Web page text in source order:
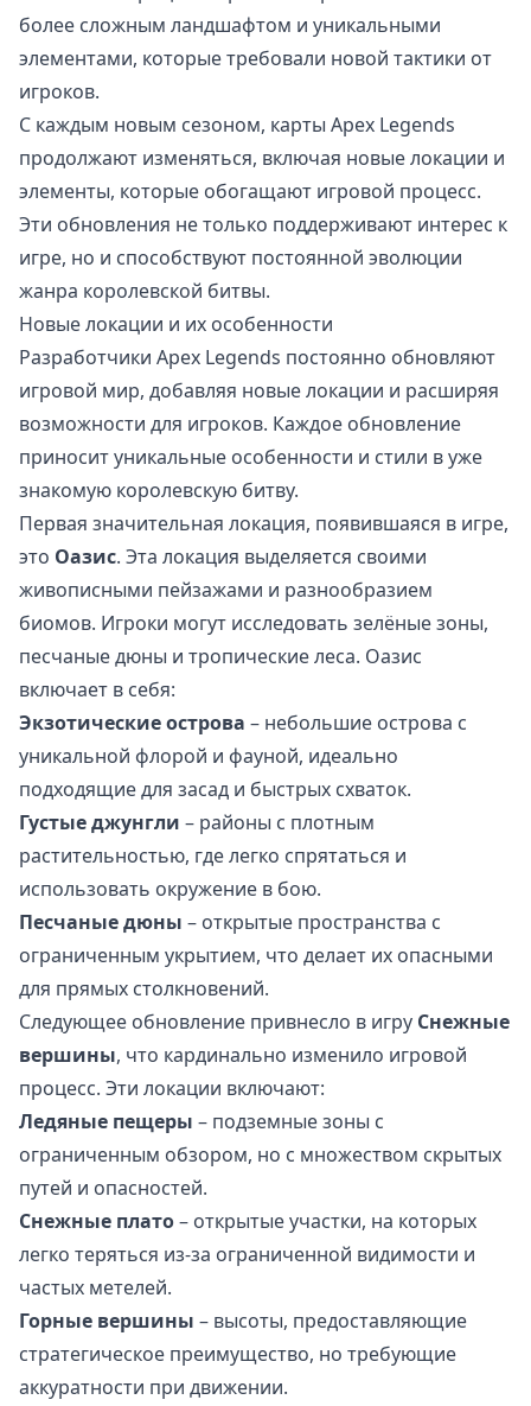
более сложным ландшафтом и уникальными
элементами, которые требовали новой тактики от
игроков.
С каждым новым сезоном, карты Apex Legends
продолжают изменяться, включая новые локации и
элементы, которые обогащают игровой процесс.
Эти обновления не только поддерживают интерес к
игре, но и способствуют постоянной эволюции
жанра королевской битвы.
Новые локации и их особенности
Разработчики Apex Legends постоянно обновляют
игровой мир, добавляя новые локации и расширяя
возможности для игроков. Каждое обновление
приносит уникальные особенности и стили в уже
знакомую королевскую битву.
Первая значительная локация, появившаяся в игре,
это Оазис. Эта локация выделяется своими
живописными пейзажами и разнообразием
биомов. Игроки могут исследовать зелёные зоны,
песчаные дюны и тропические леса. Оазис
включает в себя:
Экзотические острова – небольшие острова с
уникальной флорой и фауной, идеально
подходящие для засад и быстрых схваток.
Густые джунгли – районы с плотным
растительностью, где легко спрятаться и
использовать окружение в бою.
Песчаные дюны – открытые пространства с
ограниченным укрытием, что делает их опасными
для прямых столкновений.
Следующее обновление привнесло в игру Снежные
вершины, что кардинально изменило игровой
процесс. Эти локации включают:
Ледяные пещеры – подземные зоны с
ограниченным обзором, но с множеством скрытых
путей и опасностей.
Снежные плато– открытые участки, на которых
легко теряться из-за ограниченной видимости и
частых метелей.
Горные вершины – высоты, предоставляющие
стратегическое преимущество, но требующие
аккуратности при движении.